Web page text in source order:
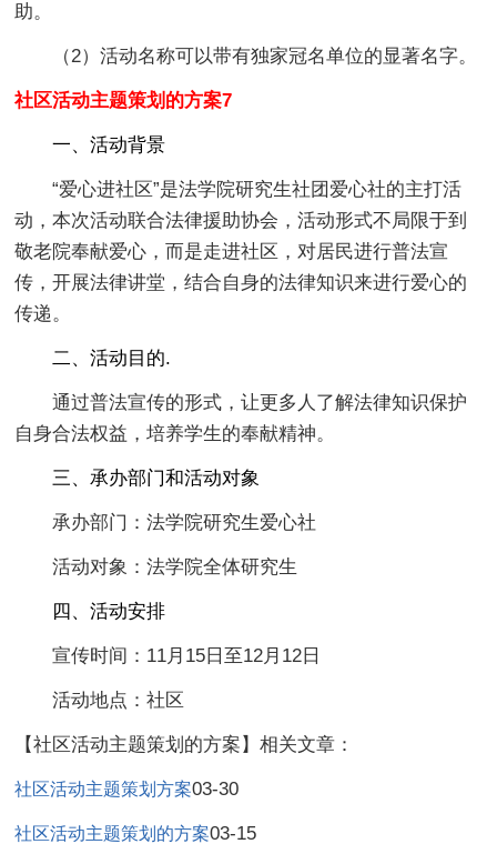
助。
（2）活动名称可以带有独家冠名单位的显著名字。
社区活动主题策划的方案7
一、活动背景
“爱心进社区”是法学院研究生社团爱心社的主打活
动，本次活动联合法律援助协会，活动形式不局限于到
敬老院奉献爱心，而是走进社区，对居民进行普法宣
传，开展法律讲堂，结合自身的法律知识来进行爱心的
传递。
二、活动目的.
通过普法宣传的形式，让更多人了解法律知识保护
自身合法权益，培养学生的奉献精神。
三、承办部门和活动对象
承办部门：法学院研究生爱心社
活动对象：法学院全体研究生
四、活动安排
宣传时间：11月15日至12月12日
活动地点：社区
【社区活动主题策划的方案】相关文章：
社区活动主题策划方案03-30
社区活动主题策划的方案03-15